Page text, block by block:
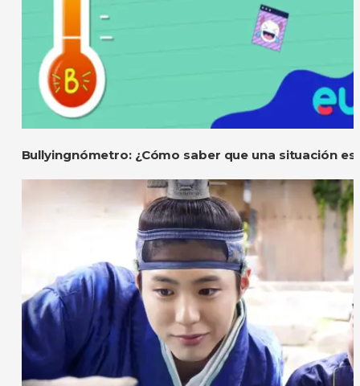
Bullyingnómetro: ¿Cómo saber que una situación es